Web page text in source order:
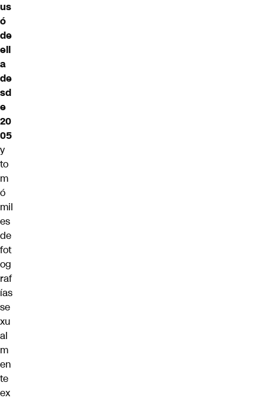
us
ó
de
ell
a
de
sd
e
20
05
y
to
m
ó
mil
es
de
fot
og
raf
ías
se
xu
al
m
en
te
ex